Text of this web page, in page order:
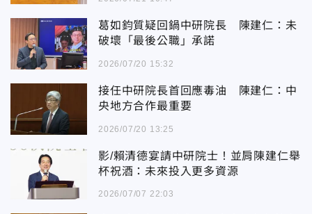
葛如鈞質疑回鍋中研院長 陳建仁：未
破壞「最後公職」承諾
2026/07/20 15:32
接任中研院長首回應毒油 陳建仁：中
央地方合作最重要
2026/07/20 13:25
影/賴清德宴請中研院士！並肩陳建仁舉
杯祝酒：未來投入更多資源
2026/07/07 22:03